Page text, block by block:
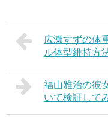
広瀬すずの体
ル体型維持方
福山雅治の彼
いて検証して